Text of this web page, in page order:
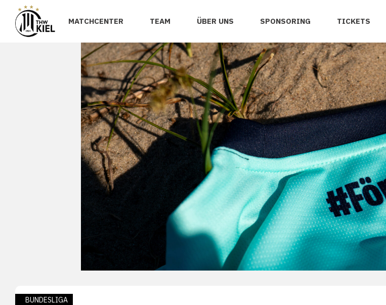
MATCHCENTER TEAM ÜBER UNS SPONSORING TICKETS
BUNDESLIGA